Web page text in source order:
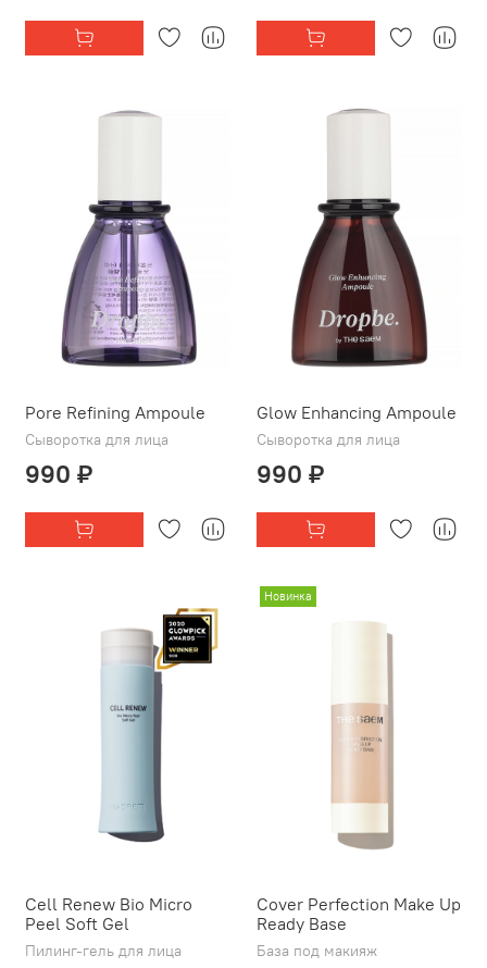
Pore Refining Ampoule
Сыворотка для лица
990 ₽
Glow Enhancing Ampoule
Сыворотка для лица
990 ₽
Cell Renew Bio Micro
Peel Soft Gel
Пилинг-гель для лица
Новинка
Cover Perfection Make Up
Ready Base
База под макияж